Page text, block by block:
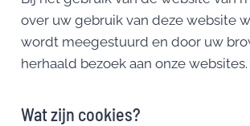
over uw gebruik van deze website
wordt meegestuurd en door uw
herhaald bezoek aan onze websites.
Wat zijn cookies?